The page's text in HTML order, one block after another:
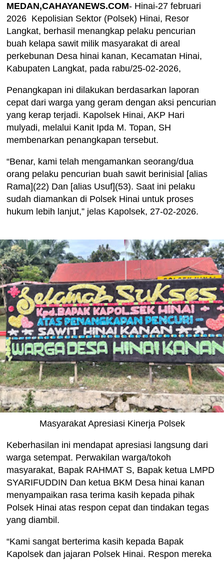
MEDAN,CAHAYANEWS.COM- Hinai-27 februari
2026 Kepolisian Sektor (Polsek) Hinai, Resor
Langkat, berhasil menangkap pelaku pencurian
buah kelapa sawit milik masyarakat di areal
perkebunan Desa hinai kanan, Kecamatan Hinai,
Kabupaten Langkat, pada rabu/25-02-2026,
Penangkapan ini dilakukan berdasarkan laporan
cepat dari warga yang geram dengan aksi pencurian
yang kerap terjadi. Kapolsek Hinai, AKP Hari
mulyadi, melalui Kanit Ipda M. Topan, SH
membenarkan penangkapan tersebut.
“Benar, kami telah mengamankan seorang/dua
orang pelaku pencurian buah sawit berinisial [alias
Rama](22) Dan [alias Usuf](53). Saat ini pelaku
sudah diamankan di Polsek Hinai untuk proses
hukum lebih lanjut,” jelas Kapolsek, 27-02-2026.
Masyarakat Apresiasi Kinerja Polsek
Keberhasilan ini mendapat apresiasi langsung dari
warga setempat. Perwakilan warga/tokoh
masyarakat, Bapak RAHMAT S, Bapak ketua LMPD
SYARIFUDDIN Dan ketua BKM Desa hinai kanan
menyampaikan rasa terima kasih kepada pihak
Polsek Hinai atas respon cepat dan tindakan tegas
yang diambil.
“Kami sangat berterima kasih kepada Bapak
Kapolsek dan jajaran Polsek Hinai. Respon mereka